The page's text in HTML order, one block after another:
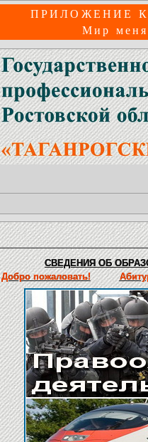
ПРИЛОЖЕНИЕ
Мир
СВЕДЕНИЯ ОБ
Добро пожаловать!